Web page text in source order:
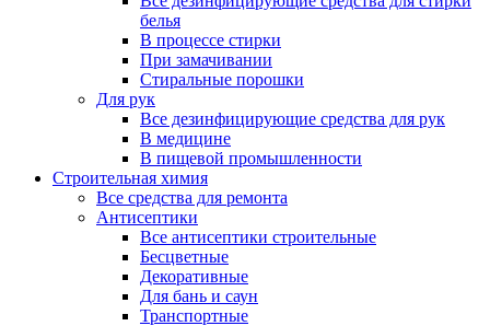
белья
В процессе стирки
При замачивании
Стиральные порошки
Для рук
Все дезинфицирующие средства для рук
В медицине
В пищевой промышленности
Строительная химия
Все средства для ремонта
Антисептики
Все антисептики строительные
Бесцветные
Декоративные
Для бань и саун
Транспортные